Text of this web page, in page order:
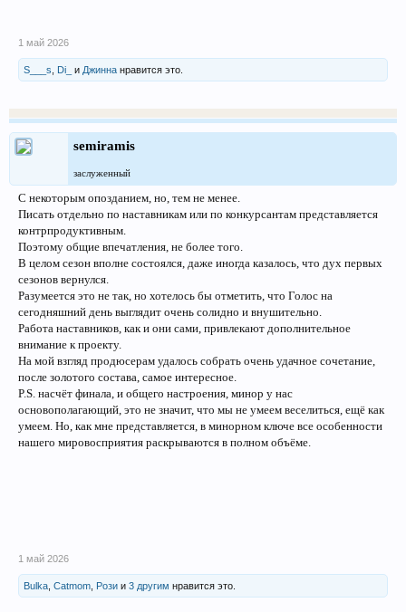
1 май 2026
S___s Di_ и Джинна нравится это.
semiramis
заслуженный
С некоторым опозданием, но, тем не менее.
Писать отдельно по наставникам или по конкурсантам представляется
контрпродуктивным.
Поэтому общие впечатления, не более того.
В целом сезон вполне состоялся, даже иногда казалось, что дух первых
сезонов вернулся.
Разумеется это не так, но хотелось бы отметить, что Голос на
сегодняшний день выглядит очень солидно и внушительно.
Работа наставников, как и они сами, привлекают дополнительное
внимание к проекту.
На мой взгляд продюсерам удалось собрать очень удачное сочетание,
после золотого состава, самое интересное.
P.S. насчёт финала, и общего настроения, минор у нас
основополагающий, это не значит, что мы не умеем веселиться, ещё как
умеем. Но, как мне представляется, в минорном ключе все особенности
нашего мировосприятия раскрываются в полном объёме.
1 май 2026
Bulka Catmom Рози и 3 другим нравится это.